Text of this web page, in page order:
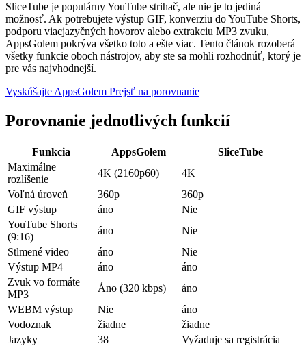
SliceTube je populárny YouTube strihač, ale nie je to jediná
možnosť. Ak potrebujete výstup GIF, konverziu do YouTube Shorts,
podporu viacjazyčných hovorov alebo extrakciu MP3 zvuku,
AppsGolem pokrýva všetko toto a ešte viac. Tento článok rozoberá
všetky funkcie oboch nástrojov, aby ste sa mohli rozhodnúť, ktorý je
pre vás najvhodnejší.
Vyskúšajte AppsGolem Prejsť na porovnanie
Porovnanie jednotlivých funkcií
Funkcia AppsGolem
SliceTube
Maximálne
rozlíšenie
4K (2160p60)
4K
Voľná ​​úroveň
360p
360p
GIF výstup
áno
Nie
YouTube Shorts
(9:16)
áno
Nie
Stlmené video
áno
Nie
Výstup MP4
áno
áno
Zvuk vo formáte
MP3
Áno (320 kbps)
áno
WEBM výstup
Nie
áno
Vodoznak
žiadne
žiadne
Jazyky
38
Vyžaduje sa registrácia